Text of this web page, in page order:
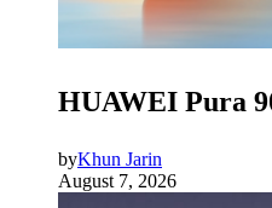
HUAWEI Pura
byKhun Jarin
August 7, 2026